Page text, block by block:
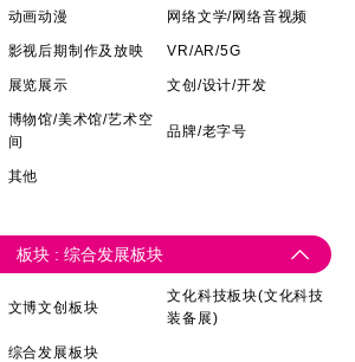
动画动漫 网络文学/网络音视频
影视后期制作及放映 VR/AR/5G
展览展示 文创/设计/开发
博物馆/美术馆/艺术空
间
品牌/老字号
其他
板块 : 综合发展板块
文博文创板块
文化科技板块(文化科技
装备展)
综合发展板块